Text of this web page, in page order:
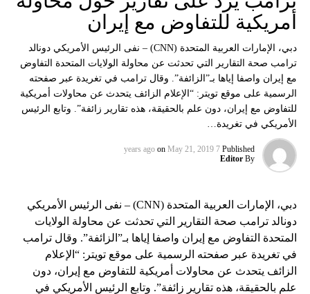
أمريكية للتفاوض مع إيران
دبي، الإمارات العربية المتحدة (CNN) – نفى الرئيس الأمريكي دونالد
ترامب صحة التقارير التي تحدثت عن محاولة الولايات المتحدة التفاوض
مع إيران واصفا إياها بـ”الزائفة”. وقال ترامب في تغريدة عبر صفحته
الرسمية على موقع تويتر: “الإعلام الزائف يتحدث عن محاولات أمريكية
للتفاوض مع إيران، دون علم بالحقيقة، هذه تقارير زائفة”. وتابع الرئيس
الأمريكي في تغريدة…
Published
7 years ago
on May 21, 2019
By
Editor
دبي، الإمارات العربية المتحدة (CNN) – نفى الرئيس الأمريكي
دونالد ترامب صحة التقارير التي تحدثت عن محاولة الولايات
المتحدة التفاوض مع إيران واصفا إياها بـ”الزائفة”. وقال ترامب
في تغريدة عبر صفحته الرسمية على موقع تويتر: “الإعلام
الزائف يتحدث عن محاولات أمريكية للتفاوض مع إيران، دون
علم بالحقيقة، هذه تقارير زائفة”. وتابع الرئيس الأمريكي في